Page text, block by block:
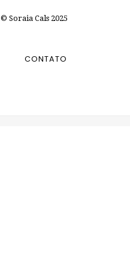
© Soraia Cals 2025
CONTATO